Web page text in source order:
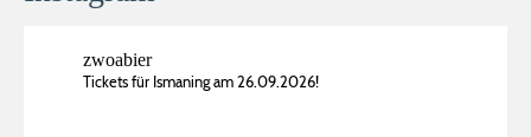
zwoabier
Tickets für Ismaning am 26.09.2026!